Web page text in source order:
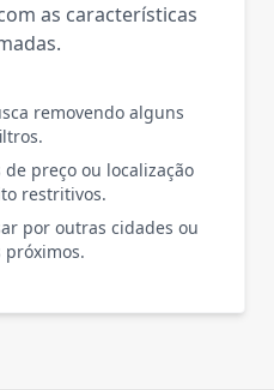
as características
removendo alguns
preço ou localização
restritivos.
por outras cidades ou
próximos.